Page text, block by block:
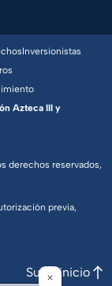
derechos reservados,
previa,
Inversionistas
Azteca III y
Subir inicio